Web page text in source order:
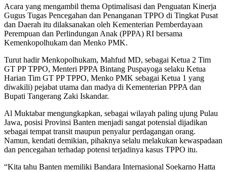
Acara yang mengambil thema Optimalisasi dan Penguatan Kinerja
Gugus Tugas Pencegahan dan Penanganan TPPO di Tingkat Pusat
dan Daerah itu dilaksanakan oleh Kementerian Pemberdayaan
Perempuan dan Perlindungan Anak (PPPA) RI bersama
Kemenkopolhukam dan Menko PMK.
Turut hadir Menkopolhukam, Mahfud MD, sebagai Ketua 2 Tim
GT PP TPPO, Menteri PPPA Bintang Puspayoga selaku Ketua
Harian Tim GT PP TPPO, Menko PMK sebagai Ketua 1 yang
diwakili) pejabat utama dan madya di Kementerian PPPA dan
Bupati Tangerang Zaki Iskandar.
Al Muktabar mengungkapkan, sebagai wilayah paling ujung Pulau
Jawa, posisi Provinsi Banten menjadi sangat potensial dijadikan
sebagai tempat transit maupun penyalur perdagangan orang.
Namun, kendati demikian, pihaknya selalu melakukan kewaspadaan
dan pencegahan terhadap potensi terjadinya kasus TPPO itu.
“Kita tahu Banten memiliki Bandara Internasional Soekarno Hatta